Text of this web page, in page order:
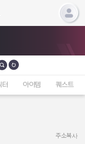
터 아이템 퀘스트
주소복사